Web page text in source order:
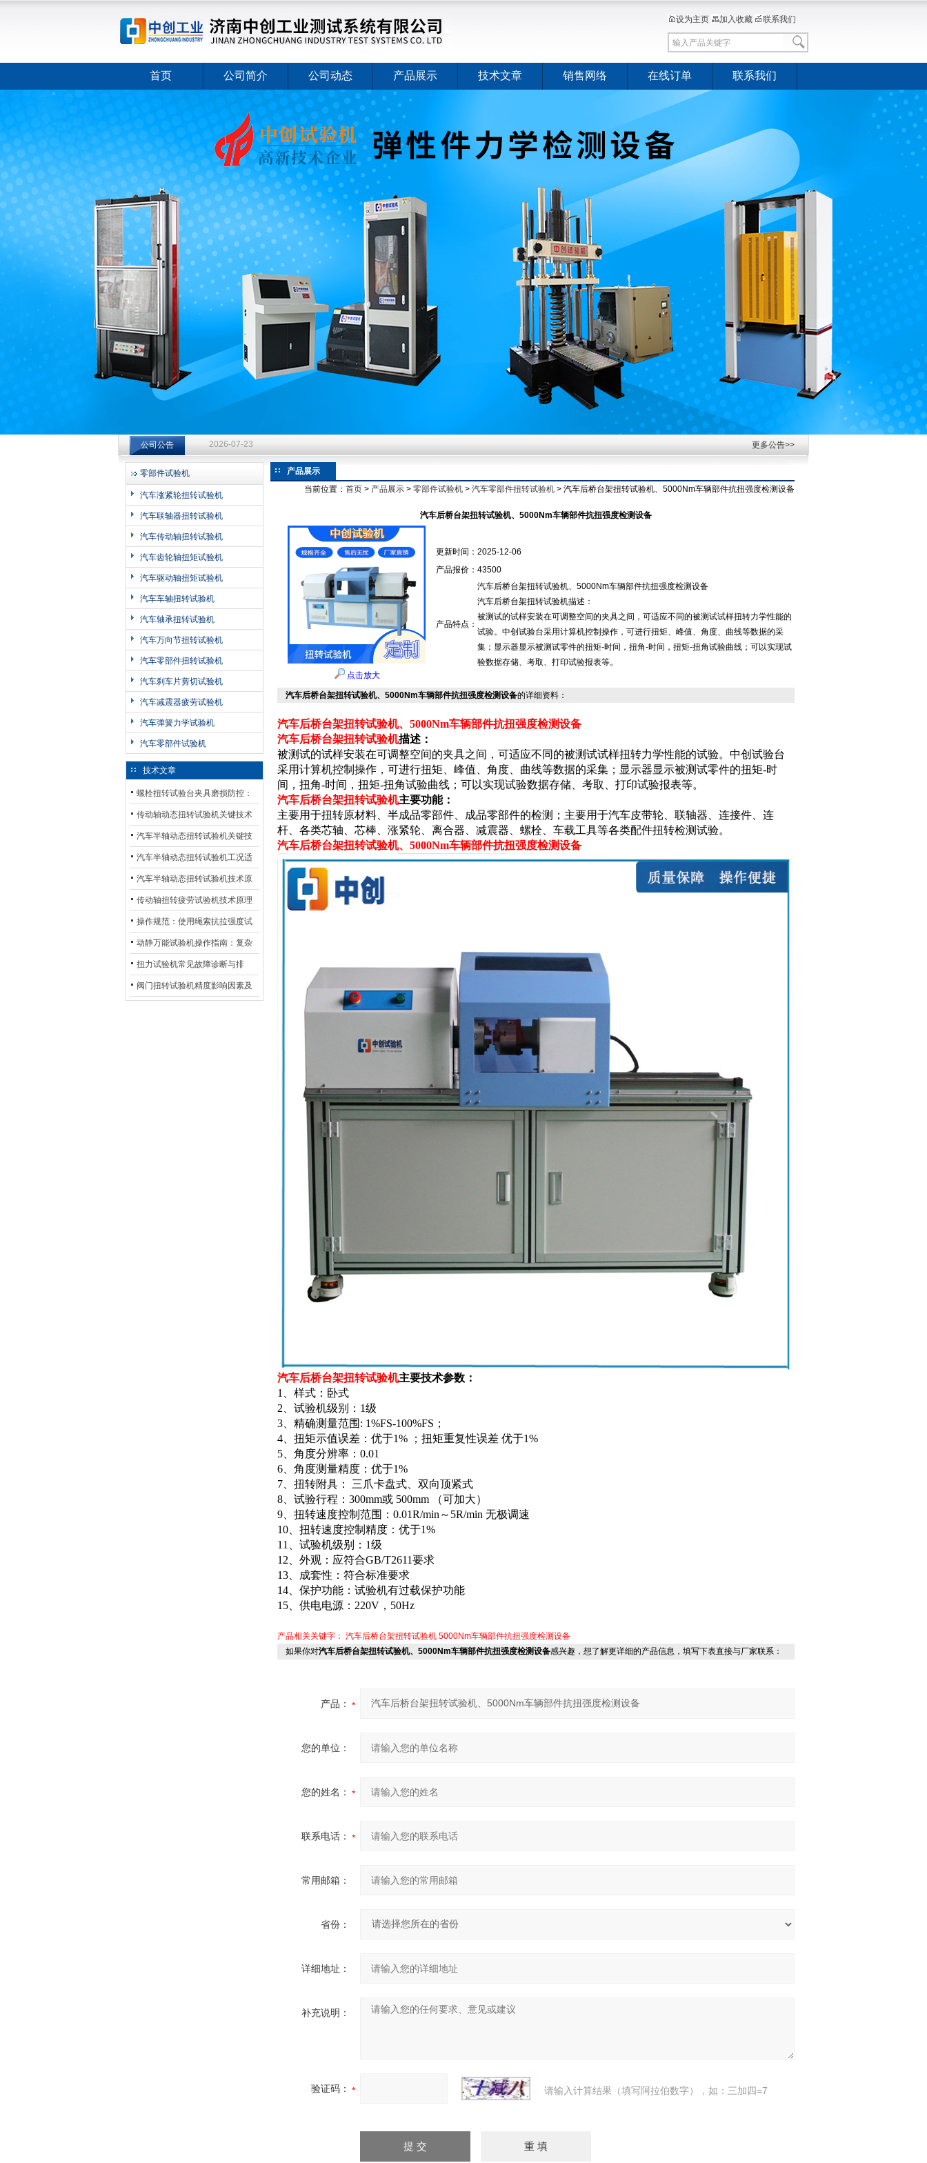
济南中创工业测试系统有限公司
设为主页 加入收藏 联系我们
首页 公司简介 公司动态 产品展示 技术文章 销售网络 在线订单 联系我们
公司公告 2026-07-23
钻杆扭转试验台选型指南：从额定扭矩到加载频率的工况适配逻辑
2026-07-23
钻杆扭转试验台选型指南：从额定扭矩到加载频率的工况适配逻辑
2026-07-23
更多公告>>
零部件试验机
汽车涨紧轮扭转试验机
汽车联轴器扭转试验机
汽车传动轴扭转试验机
汽车齿轮轴扭矩试验机
汽车驱动轴扭矩试验机
汽车车轴扭转试验机
汽车轴承扭转试验机
汽车万向节扭转试验机
汽车零部件扭转试验机
汽车刹车片剪切试验机
汽车减震器疲劳试验机
汽车弹簧力学试验机
汽车零部件试验机
技术文章
螺栓扭转试验台夹具磨损防控：
材质选型与表面处理的耐用性优
化
传动轴动态扭转试验机关键技术
及产业落地应用
汽车半轴动态扭转试验机关键技
术及产业落地应用
汽车半轴动态扭转试验机工况适
配与质控应用探析
汽车半轴动态扭转试验机技术原
理与行业应用
传动轴扭转疲劳试验机技术原理
与行业应用
操作规范：使用绳索抗拉强度试
验机的完整测试步骤
动静万能试验机操作指南：复杂
动态测试的标准化流程
扭力试验机常见故障诊断与排
除：从传感器信号异常到机械传
阀门扭转试验机精度影响因素及
产品展示
当前位置： 首页 > 产品展示 > 零部件试验机 > 汽车零部件扭转试验机 > 汽车后桥台架扭转试验机、5000Nm车辆部件抗扭强度检测设备
汽车后桥台架扭转试验机、5000Nm车辆部件抗扭强度检测设备
点击放大
更新时间： 2025-12-06
产品报价： 43500
产品特点：
汽车后桥台架扭转试验机、5000Nm车辆部件抗扭强度检测设备
汽车后桥台架扭转试验机描述：
被测试的试样安装在可调整空间的夹具之间，可适应不同的被测试试样扭转力学性能的
试验。中创试验台采用计算机控制操作，可进行扭矩、峰值、角度、曲线等数据的采
集；显示器显示被测试零件的扭矩-时间，扭角-时间，扭矩-扭角试验曲线；可以实现试
验数据存储、考取、打印试验报表等。
汽车后桥台架扭转试验机、5000Nm车辆部件抗扭强度检测设备的详细资料：
汽车后桥台架扭转试验机、5000Nm车辆部件抗扭强度检测设备
汽车后桥台架扭转试验机描述：
被测试的试样安装在可调整空间的夹具之间，可适应不同的被测试试样扭转力学性能的试验。中创试验台
采用计算机控制操作，可进行扭矩、峰值、角度、曲线等数据的采集；显示器显示被测试零件的扭矩-时
间，扭角-时间，扭矩-扭角试验曲线；可以实现试验数据存储、考取、打印试验报表等。
汽车后桥台架扭转试验机主要功能：
主要用于扭转原材料、半成品零部件、成品零部件的检测； 主要用于汽车皮带轮、联轴器、连接件、连
杆、各类芯轴、芯棒、涨紧轮、离合器、减震器、螺栓、车载工具等各类配件扭转检测试验。
汽车后桥台架扭转试验机、5000Nm车辆部件抗扭强度检测设备
汽车后桥台架扭转试验机主要技术参数：
1、样式：卧式
2、试验机级别：1级
3、精确测量范围: 1%FS-100%FS；
4、扭矩示值误差：优于1% ；扭矩重复性误差 优于1%
5、角度分辨率：0.01
6、角度测量精度：优于1%
7、扭转附具： 三爪卡盘式、双向顶紧式
8、试验行程：300mm或 500mm （可加大）
9、扭转速度控制范围：0.01R/min～5R/min 无极调速
10、扭转速度控制精度：优于1%
11、试验机级别：1级
12、外观：应符合GB/T2611要求
13、成套性：符合标准要求
14、保护功能：试验机有过载保护功能
15、供电电源：220V，50Hz
产品相关关键字： 汽车后桥台架扭转试验机 5000Nm车辆部件抗扭强度检测设备
如果你对汽车后桥台架扭转试验机、5000Nm车辆部件抗扭强度检测设备感兴趣，想了解更详细的产品信息，填写下表直接与厂家联系：
产品：
您的单位：
您的姓名：
联系电话：
常用邮箱：
省份：
详细地址：
补充说明：
验证码： 请输入计算结果（填写阿拉伯数字），如：三加四=7